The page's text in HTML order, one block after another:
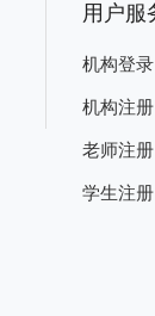
用户服
机构登录
机构注册
老师注册
学生注册